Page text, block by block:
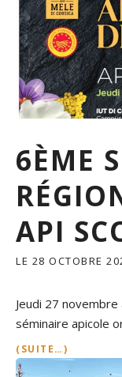
6ÈME
API
LE 28 OCTOBRE
Jeudi 27
séminaire apicole
(SUITE…)